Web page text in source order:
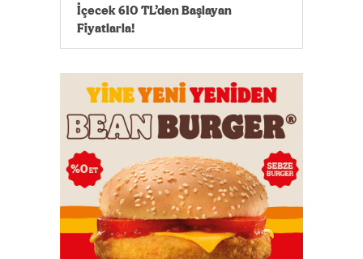
İçecek 610 TL’den Başlayan
Fiyatlarla!